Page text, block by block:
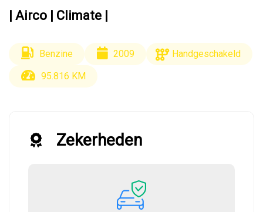
| Airco | Climate |
Benzine 2009
Handgeschakeld
95.816 KM
Zekerheden